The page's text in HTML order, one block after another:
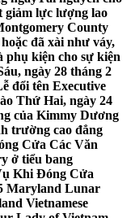
giảm lực lượng lao
County
đã xài như váy,
phụ kiện cho sự kiện
ngày 28 tháng 2
đổi tên Executive
Thứ Hai, ngày 24
của Kimmy Dương
trường cao đẳng
Cửa Các Văn
ở tiểu bang
Khi Đóng Cửa
Maryland Lunar
Vietnamese